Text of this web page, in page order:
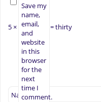
Name*
Save my
name,
email,
and
website
in this
browser
for the
next
time I
comment.
5 × = thirty